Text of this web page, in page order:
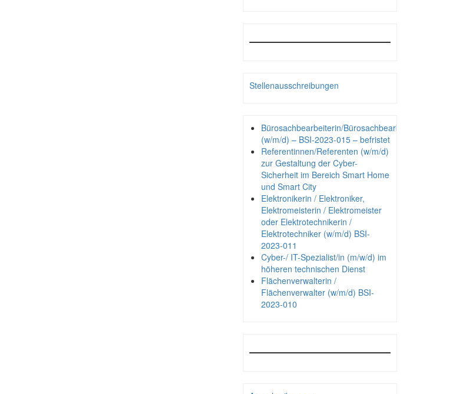
Stellenausschreibungen
Bürosachbearbeiterin/Bürosachbearbeiter
(w/m/d) – BSI-2023-015 – befristet
Referentinnen/Referenten (w/m/d)
zur Gestaltung der Cyber-
Sicherheit im Bereich Smart Home
und Smart City
Elektronikerin / Elektroniker,
Elektromeisterin / Elektromeister
oder Elektrotechnikerin /
Elektrotechniker (w/m/d) BSI-
2023-011
Cyber-/ IT-Spezialist/in (m/w/d) im
höheren technischen Dienst
Flächenverwalterin /
Flächenverwalter (w/m/d) BSI-
2023-010